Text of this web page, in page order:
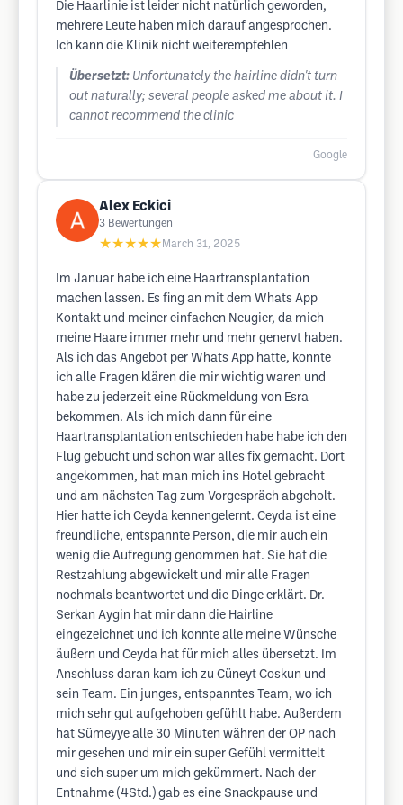
Die Haarlinie ist leider nicht natürlich geworden,
mehrere Leute haben mich darauf angesprochen.
Ich kann die Klinik nicht weiterempfehlen
Übersetzt: Unfortunately the hairline didn't turn
out naturally; several people asked me about it. I
cannot recommend the clinic
Google
Alex Eckici
3 Bewertungen
★★★★★ March 31, 2025
Im Januar habe ich eine Haartransplantation
machen lassen. Es fing an mit dem Whats App
Kontakt und meiner einfachen Neugier, da mich
meine Haare immer mehr und mehr genervt haben.
Als ich das Angebot per Whats App hatte, konnte
ich alle Fragen klären die mir wichtig waren und
habe zu jederzeit eine Rückmeldung von Esra
bekommen. Als ich mich dann für eine
Haartransplantation entschieden habe habe ich den
Flug gebucht und schon war alles fix gemacht. Dort
angekommen, hat man mich ins Hotel gebracht
und am nächsten Tag zum Vorgespräch abgeholt.
Hier hatte ich Ceyda kennengelernt. Ceyda ist eine
freundliche, entspannte Person, die mir auch ein
wenig die Aufregung genommen hat. Sie hat die
Restzahlung abgewickelt und mir alle Fragen
nochmals beantwortet und die Dinge erklärt. Dr.
Serkan Aygin hat mir dann die Hairline
eingezeichnet und ich konnte alle meine Wünsche
äußern und Ceyda hat für mich alles übersetzt. Im
Anschluss daran kam ich zu Cüneyt Coskun und
sein Team. Ein junges, entspanntes Team, wo ich
mich sehr gut aufgehoben gefühlt habe. Außerdem
hat Sümeyye alle 30 Minuten währen der OP nach
mir gesehen und mir ein super Gefühl vermittelt
und sich super um mich gekümmert. Nach der
Entnahme (4Std.) gab es eine Snackpause und